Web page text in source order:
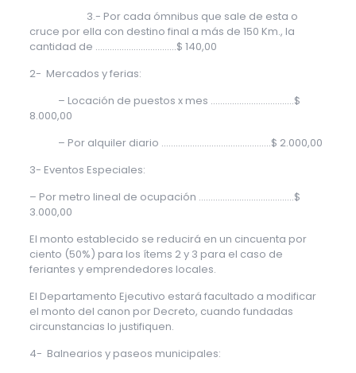
3.- Por cada ómnibus que sale de esta o
cruce por ella con destino final a más de 150 Km., la
cantidad de …………………………….$ 140,00
2- Mercados y ferias:
– Locación de puestos x mes ………………………..……$
8.000,00
– Por alquiler diario …………………..……………..……$ 2.000,00
3- Eventos Especiales:
– Por metro lineal de ocupación ………………………………….$
3.000,00
El monto establecido se reducirá en un cincuenta por
ciento (50%) para los ítems 2 y 3 para el caso de
feriantes y emprendedores locales.
El Departamento Ejecutivo estará facultado a modificar
el monto del canon por Decreto, cuando fundadas
circunstancias lo justifiquen.
4- Balnearios y paseos municipales: